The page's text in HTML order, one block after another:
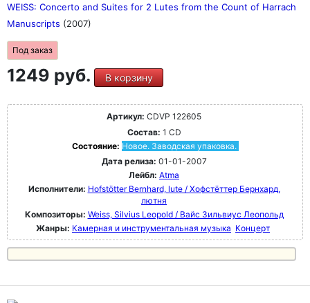
WEISS: Concerto and Suites for 2 Lutes from the Count of Harrach
Manuscripts (2007)
Под заказ
1249 руб. В корзину
Артикул: CDVP 122605
Состав: 1 CD
Состояние: Новое. Заводская упаковка.
Дата релиза: 01-01-2007
Лейбл: Atma
Исполнители: Hofstötter Bernhard, lute / Хофстёттер Бернхард,
лютня
Композиторы: Weiss, Silvius Leopold / Вайс Зильвиус Леопольд
Жанры: Камерная и инструментальная музыка Концерт